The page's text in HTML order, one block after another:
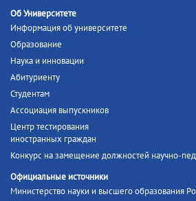
Об Университете
Информация об университете
Образование
Наука и инновации
Абитуриенту
Студентам
Ассоциация выпускников
Центр тестирования
иностранных граждан
Конкурс на замещение должностей научно-
Официальные источники
Министерство науки и высшего образования